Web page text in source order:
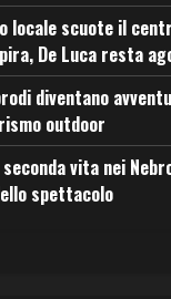
locale scuote il
De Luca resta
diventano
outdoor
vita nei
spettacolo